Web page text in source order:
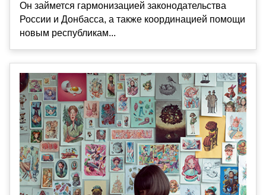
Он займется гармонизацией законодательства
России и Донбасса, а также координацией помощи
новым республикам...